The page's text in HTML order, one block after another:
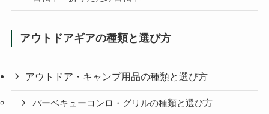
アウトドアギアの種類と選び方
アウトドア・キャンプ用品の種類と選び方
バーベキューコンロ・グリルの種類と選び方